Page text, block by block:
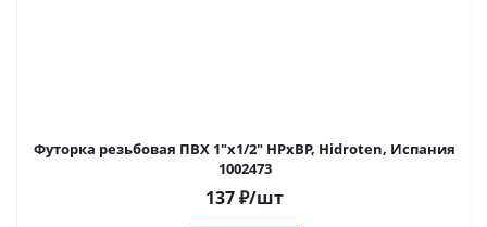
Футорка резьбовая ПВХ 1"х1/2" НРхВР, Hidroten, Испания
1002473
137₽/шт